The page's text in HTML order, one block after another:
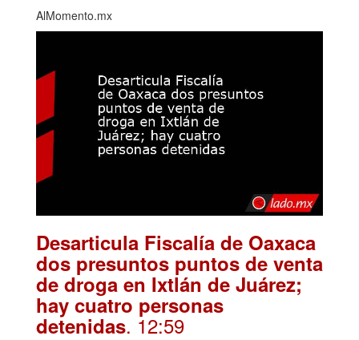
AlMomento.mx
Desarticula Fiscalía de Oaxaca
dos presuntos puntos de venta
de droga en Ixtlán de Juárez;
hay cuatro personas
detenidas. 12:59